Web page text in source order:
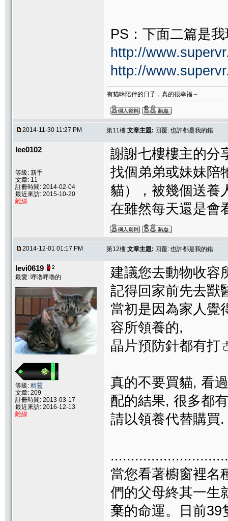
PS：下面二篇是
http://
http://
有貓咪陪伴的日子，真的很幸福～
2014-11-30 11:27 PM 第11樓 文章主題: 回覆: 也許都是我的錯
lee0102
等級: 新手
文章: 11
註冊時間: 2014-02-04
最近來訪: 2015-10-20
離線
謝謝七樓樓主的分
找個弟弟或妹妹陪
貓），被幾個送養
在雖然每天還是會
2014-12-01 01:17 PM 第12樓 文章主題: 回覆: 也許都是我的錯
levi0619
最愛: 呼嚕呼嚕的
等級: 精靈
文章: 209
註冊時間: 2013-03-17
最近來訪: 2016-12-13
離線
建議您去動物收容
記得回家前先去獸
當初是因為家人覺
容所領養的,
晶片預防針都有打
真的不要買貓, 看
配的結果, 很多都
請以領養代替購買.
當您看著櫥窗裡名
們的父母終其一生
棄的命運。日前39